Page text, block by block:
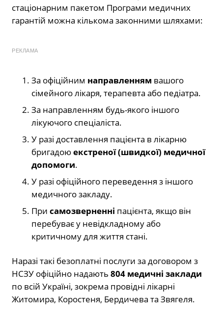
стаціонарним пакетом Програми медичних
гарантій можна кількома законними шляхами:
РЕКЛАМА
За офіційним направленням вашого
сімейного лікаря, терапевта або педіатра.
За направленням будь-якого іншого
лікуючого спеціаліста.
У разі доставлення пацієнта в лікарню
бригадоюекстреної (швидкої) медичної
допомоги.
У разі офіційного переведення з іншого
медичного закладу.
При самозверненні пацієнта, якщо він
перебуває у невідкладному або
критичному для життя стані.
Наразі такі безоплатні послуги за договором з
НСЗУ офіційно надають 804 медичні заклади
по всій Україні, зокрема провідні лікарні
Житомира, Коростеня, Бердичева та Звягеля.